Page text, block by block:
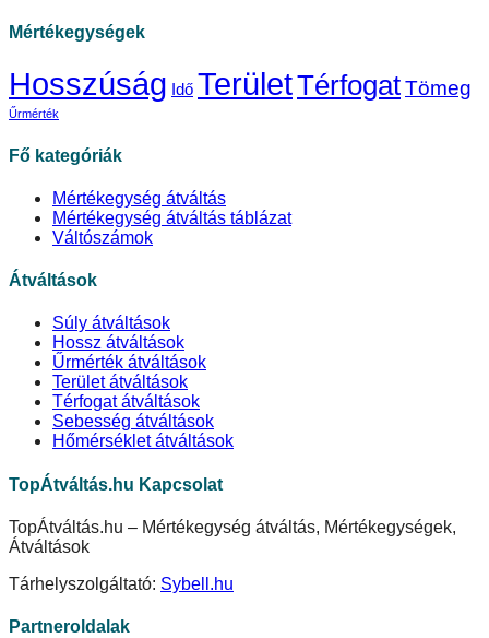
Mértékegységek
Hosszúság Idő TerületTérfogatTömeg
Űrmérték
Fő kategóriák
Mértékegység átváltás
Mértékegység átváltás táblázat
Váltószámok
Átváltások
Súly átváltások
Hossz átváltások
Űrmérték átváltások
Terület átváltások
Térfogat átváltások
Sebesség átváltások
Hőmérséklet átváltások
TopÁtváltás.hu Kapcsolat
TopÁtváltás.hu – Mértékegység átváltás, Mértékegységek,
Átváltások
Tárhelyszolgáltató: Sybell.hu
Partneroldalak